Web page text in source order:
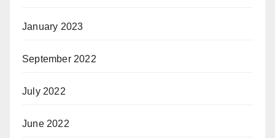
January 2023
September 2022
July 2022
June 2022